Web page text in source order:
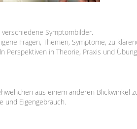
Symptombilder.
Fragen, Themen, Symptome, zu
Perspektiven in Theorie, Praxis und
aus einem anderen Blickwinkel
und Eigengebrauch.